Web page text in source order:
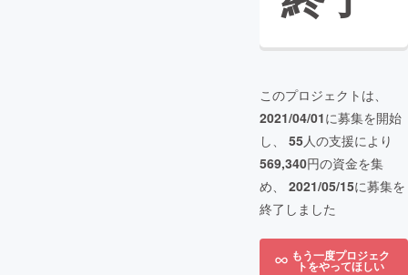
このプロジェクトは、
2021/04/01に募集を開始
し、 55人の支援により
569,340円の資金を集
め、 2021/05/15に募集を
終了しました
もう一度プロジェク
トをやってほしい